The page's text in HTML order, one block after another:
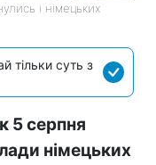
і німецьких
тільки суть з
5 серпня
німецьких